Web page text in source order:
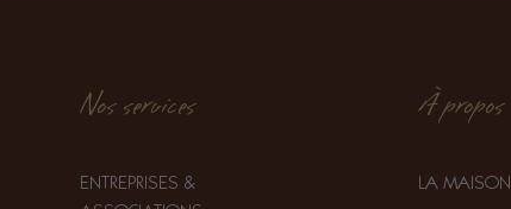
Nos services
ENTREPRISES &
À propos
LA MAISON